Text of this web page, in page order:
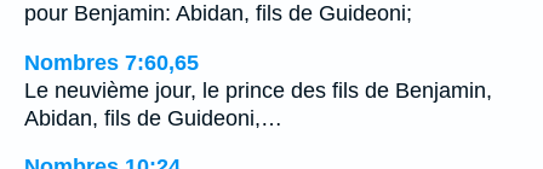
pour Benjamin: Abidan, fils de Guideoni;
Nombres 7:60,65
Le neuvième jour, le prince des fils de Benjamin,
Abidan, fils de Guideoni,…